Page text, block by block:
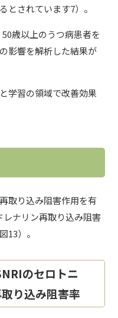
とされています7）。
歳以上のうつ病患者を
影響を解析した結果が
学習の領域で改善効果
取り込み阻害作用を有
レナリン再取り込み阻害
13）。
のセロトニ
り込み阻害率